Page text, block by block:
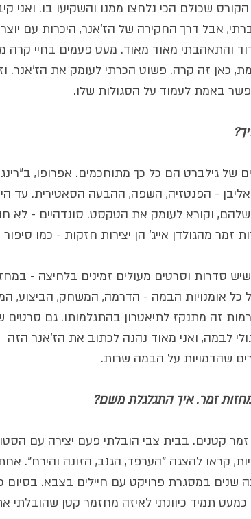
שכולם הכי נלחצו ממנו והשקיעו בו. ואני
אבל דרך החקירה של הז'אנר, היכרות עם
והתאהבתי מאוד מאוד. מעט פעמים בחיי קרה
כאן זה קרה. פשוט הכרתי לעומק את הז'אנר.
באמת לעמוד על הסגולות שלו.
של גילברט הם כל כך מתוחכמים. אפרופו,
- הפנטזיה, השפה, ההבעה הסאטירית. עד
שלהם, וקורא לעומק את הטקסט. סונדהיים - לא
זמר מהגולדן אייג' הן יצירות חזקות - כמו סיפור
סדרות וסרטים מעולים זמינים בלחיצה -
כל אומנויות הבמה - הדרמה, המשחק, הביצוע,
זה מתנקז לתיאטרון בהתגלמותו. גם סרטים
לבמה, ואני מאוד נהנה לכתוב את הז'אנר הזה
שהדמויות על הבמה שרות.
זמר. איך התגלגלת משם?
קטנים. בבית צבי הובלתי פעם יצירה עם
קראו להצגה "הערפד, הגנב, הזונה והירח".
שנים במסגרת פרויקט עם חיילים בצבא. בסיום
כמעט תמיד כיוונתי לאיזה מחזמר קטן שהובלתי